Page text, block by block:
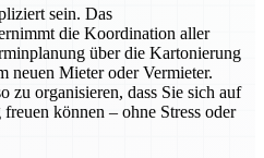
sein. Das
die Koordination aller
über die Kartonierung
neuen Mieter oder Vermieter.
zu organisieren, dass Sie sich auf
können – ohne Stress oder